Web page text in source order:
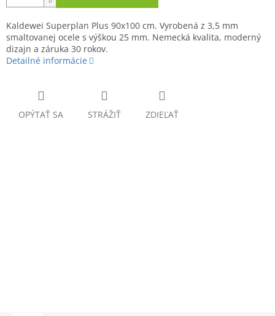
Kaldewei Superplan Plus 90x100 cm. Vyrobená z 3,5 mm
smaltovanej ocele s výškou 25 mm. Nemecká kvalita, moderný
dizajn a záruka 30 rokov.
Detailné informácie
OPÝTAŤ SA STRÁŽIŤ ZDIEĽAŤ